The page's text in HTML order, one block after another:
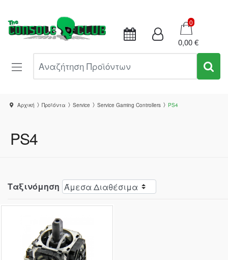
Καλάθι
0
0,00 €
Αρχική Προϊόντα Service Service Gaming Controllers PS4
PS4
Ταξινόμηση